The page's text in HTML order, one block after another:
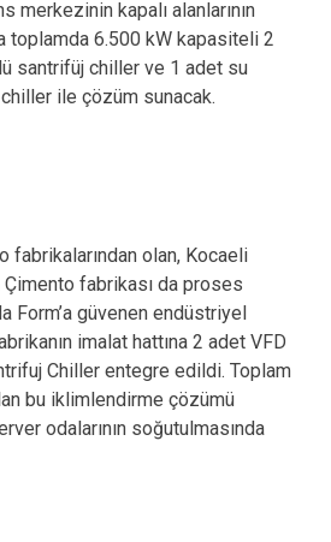
merkezinin kapalı alanlarının
toplamda 6.500 kW kapasiteli 2
santrifüj chiller ve 1 adet su
chiller ile çözüm sunacak.
fabrikalarından olan, Kocaeli
Çimento fabrikası da proses
Form’a güvenen endüstriyel
imalat hattına 2 adet VFD
Chiller entegre edildi. Toplam
bu iklimlendirme çözümü
odalarının soğutulmasında